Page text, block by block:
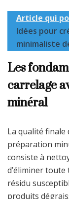
Article qui
Idées pour
minimaliste
Les
carrelage
minéral
La qualité finale
préparation
consiste à
d’éliminer
résidu
produits